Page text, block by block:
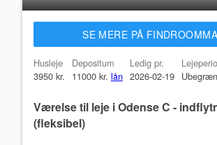
SE MERE PÅ
Husleje
3950 kr.
Depositum
11000 kr. lån
Ledig pr.
2026-02-19
Værelse til leje i Odense C -
(fleksibel)